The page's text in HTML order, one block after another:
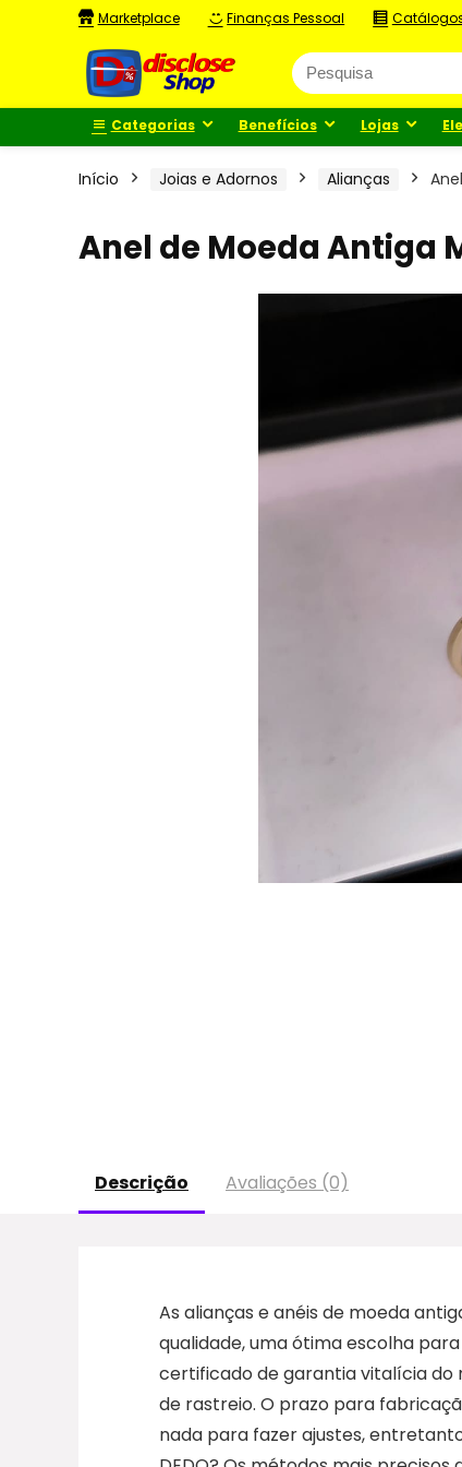
Marketplace Finanças Pessoal
Categorias Benefícios Lojas
Início Joias e Adornos Alianças
Anel de Moeda Antiga
Descrição Avaliações (0)
As alianças e anéis de moeda
qualidade, uma ótima escolha
certificado de garantia vitalícia do
de rastreio. O prazo para
nada para fazer ajustes,